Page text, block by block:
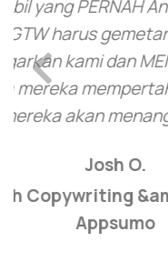
menghasilkan
Pelatih
Previous